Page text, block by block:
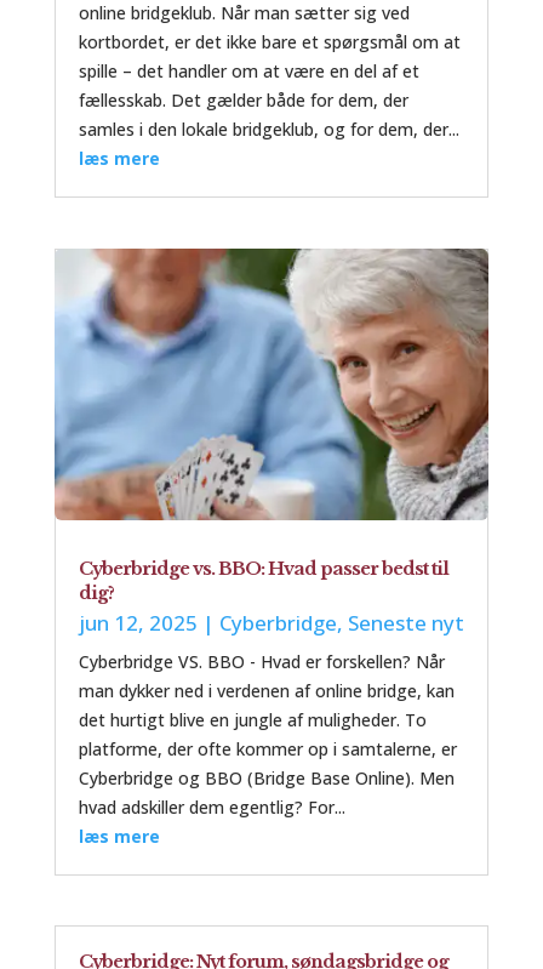
online bridgeklub. Når man sætter sig ved
kortbordet, er det ikke bare et spørgsmål om at
spille – det handler om at være en del af et
fællesskab. Det gælder både for dem, der
samles i den lokale bridgeklub, og for dem, der...
læs mere
Cyberbridge vs. BBO: Hvad passer bedst til
dig?
jun 12, 2025 | Cyberbridge, Seneste nyt
Cyberbridge VS. BBO - Hvad er forskellen? Når
man dykker ned i verdenen af online bridge, kan
det hurtigt blive en jungle af muligheder. To
platforme, der ofte kommer op i samtalerne, er
Cyberbridge og BBO (Bridge Base Online). Men
hvad adskiller dem egentlig? For...
læs mere
Cyberbridge: Nyt forum, søndagsbridge og